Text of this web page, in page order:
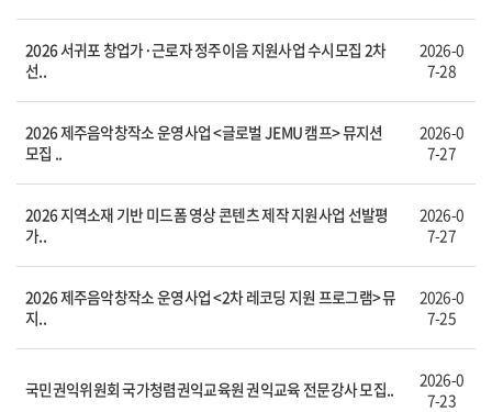
2026 서귀포 창업가·근로자 정주이음 지원사업 수시모집 2차
선..
2026-0
7-28
2026 제주음악창작소 운영사업 <글로벌 JEMU 캠프> 뮤지션
모집 ..
2026-0
7-27
2026 지역소재 기반 미드폼 영상 콘텐츠 제작 지원사업 선발평
가..
2026-0
7-27
2026 제주음악창작소 운영사업 <2차 레코딩 지원 프로그램> 뮤
지..
2026-0
7-25
국민권익위원회 국가청렴권익교육원 권익교육 전문강사 모집..
2026-0
7-23